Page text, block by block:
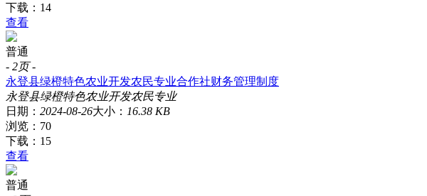
下载：14
查看
普通
- 2页-
永登县绿橙特色农业开发农民专业合作社财务管理制度
永登县绿橙特色农业开发农民专业
日期： 2024-08-26大小： 16.38 KB
浏览：70
下载：15
查看
普通